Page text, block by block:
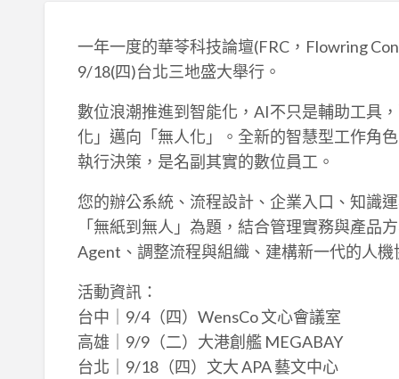
一年一度的華苓科技論壇(FRC，Flowring
9/18(四)台北三地盛大舉行。
數位浪潮推進到智能化，AI不只是輔助工具
化」邁向「無人化」。全新的智慧型工作角
執行決策，是名副其實的數位員工。
您的辦公系統、流程設計、企業入口、知識
「無紙到無人」為題，結合管理實務與產品
Agent、調整流程與組織、建構新一代的人
活動資訊：
台中｜9/4（四）WensCo 文心會議室
高雄｜9/9（二）大港創艦 MEGABAY
台北｜9/18（四）文大 APA 藝文中心